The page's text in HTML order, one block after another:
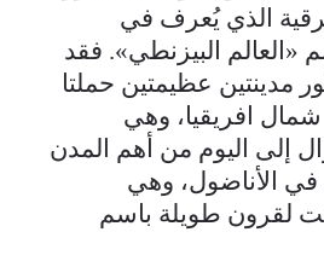
الذي يُعرف في
«العالم البيزنطي». فقد
مدينتين عظيمتين حملتا
افريقيا، وهي
إلى اليوم من أهم المدن
في الأناضول، وهي
لقرون طويلة باسم